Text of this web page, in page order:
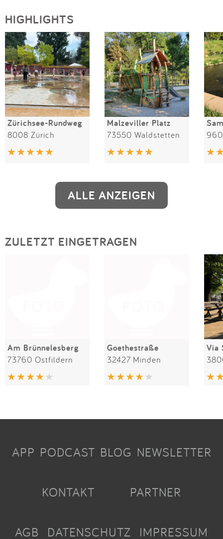
HIGHLIGHTS
Zürichsee-Rundweg
8008 Zürich
Malzeviller Platz
73550 Waldstetten
ALLE ANZEIGEN
ZULETZT EINGETRAGEN
Am Brünnelesberg
73760 Ostfildern
Goethestraße
32427 Minden
Via
APP PODCAST BLOG NEWSLETTER
KONTAKT PARTNER
AGB DATENSCHUTZ IMPRESSUM